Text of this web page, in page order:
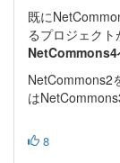
既に
るプロジェクト
NetCommons4
NetCommons2
は
8